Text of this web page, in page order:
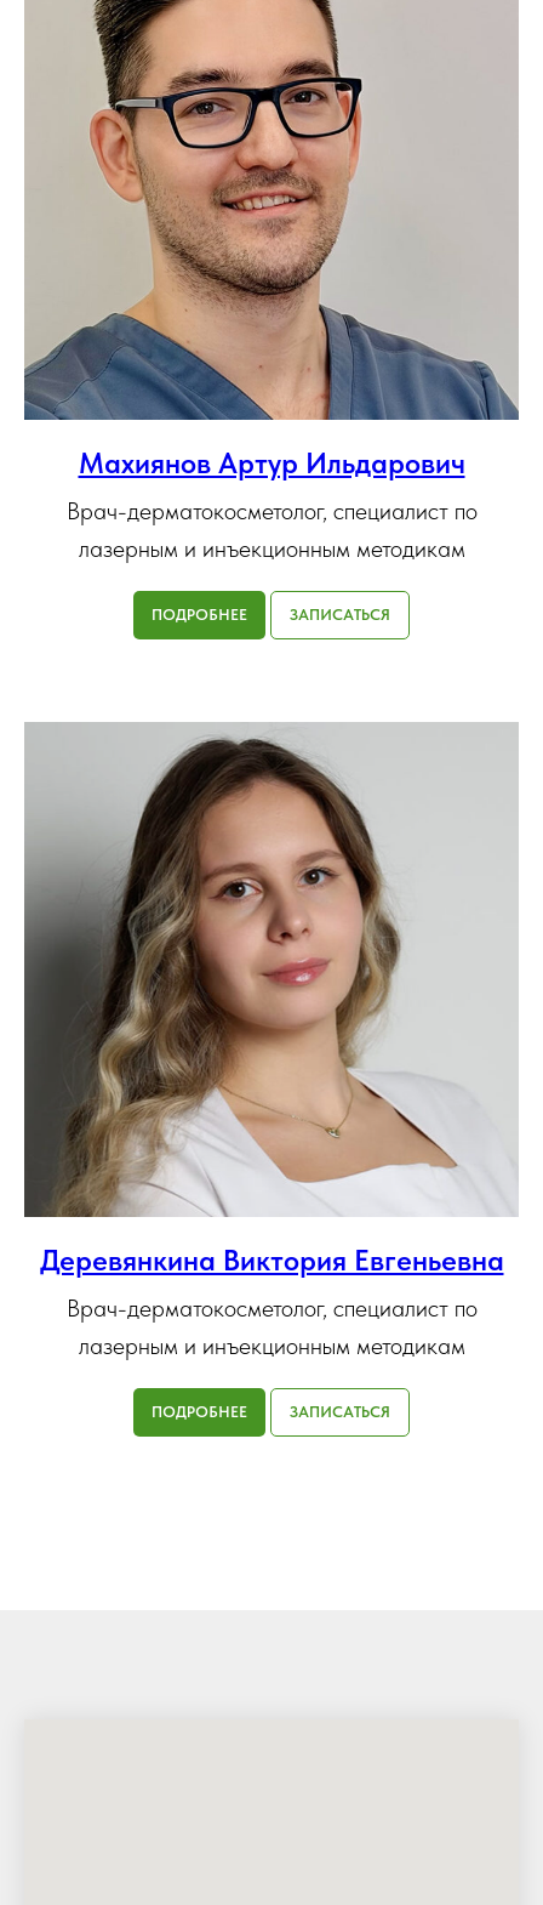
Махиянов Артур Ильдарович
Врач-дерматокосметолог, специалист по
лазерным и инъекционным методикам
ПОДРОБНЕЕ ЗАПИСАТЬСЯ
Деревянкина Виктория Евгеньевна
Врач-дерматокосметолог, специалист по
лазерным и инъекционным методикам
ПОДРОБНЕЕ ЗАПИСАТЬСЯ